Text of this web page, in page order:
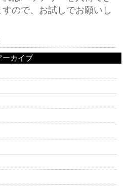
ので、お試しでお願いし
ーカイブ